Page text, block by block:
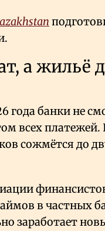
а жильё
года банки не
всех платежей.
сожмётся до
в частных
заработает